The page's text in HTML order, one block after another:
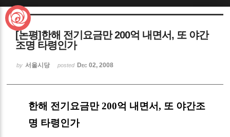
[논평]한해 전기요금만 200억 내면서, 또 야간
조명 타령인가
by 서울시당 posted Dec 02, 2008
한해 전기요금만 200억 내면서, 또 야간조
명 타령인가
Sketchbook5, 스케치북5
Sketchbook5, 스케치북5